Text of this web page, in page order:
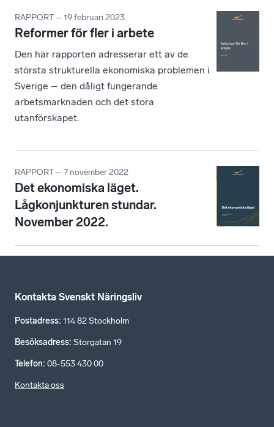
RAPPORT – 19 februari 2023
Reformer för fler i arbete
Den här rapporten adresserar ett av de
största strukturella ekonomiska problemen i
Sverige – den dåligt fungerande
arbetsmarknaden och det stora
utanförskapet.
RAPPORT – 7 november 2022
Det ekonomiska läget.
Lågkonjunkturen stundar.
November 2022.
Kontakta Svenskt Näringsliv
Postadress: 114 82 Stockholm
Besöksadress: Storgatan 19
Telefon: 08-553 430 00
Kontakta oss